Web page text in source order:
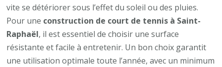
tennis
est
le
plus
adapté
vite se détériorer sous l’effet du soleil ou des pluies.
Pour une construction de court de tennis à Saint-
Raphaël, il est essentiel de choisir une surface
résistante et facile à entretenir. Un bon choix garantit
une utilisation optimale toute l’année, avec un minimum